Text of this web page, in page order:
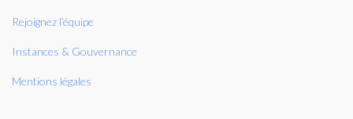
Rejoignez l’équipe
Instances & Gouvernance
Mentions légales